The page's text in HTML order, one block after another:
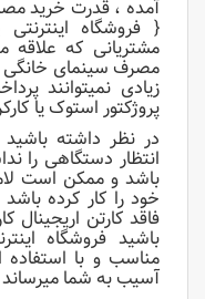
آمده ، قدرت خرید
{ فروشگاه
مشتریانی که علاقه
مصرف سینمای خانگی
زیادی نمیتوانند
پروژکتور استوک یا
در نظر داشته باشید
انتظار دستگاهی را
باشد و ممکن است
خود را کار کرده
فاقد کارتن اریجینال
باشید فروشگاه
مناسب و با
آسیب به شما